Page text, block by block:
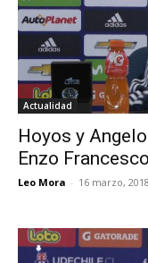
Actualidad
Hoyos y
Enzo
Leo Mora - 16 marzo, 2018